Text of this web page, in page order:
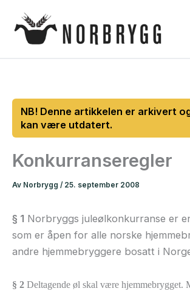
rett
Konkurranseregler
Av Norbrygg / 25. september 2008
§ 1 Norbryggs juleølkonkurranse er
som er åpen for alle norske
andre hjemmebryggere bosatt i
§ 2 Deltagende øl skal være hjemmebrygget.